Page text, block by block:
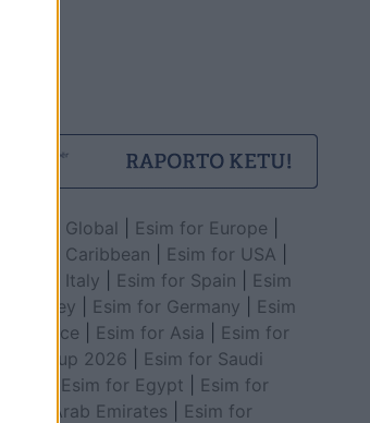
Esim for Global Esim for Europe
Esim for Caribbean
Esim for USA
Esim for Italy
Esim for Spain
Esim
for Turkey
Esim for Germany
Esim
for Greece
Esim for Asia
Esim for
World Cup 2026
Esim for Saudi
Esim for Egypt
Esim for
United Arab Emirates
Esim for